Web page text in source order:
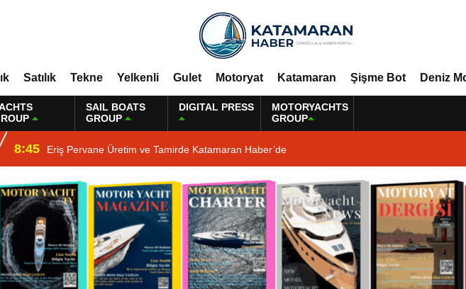
Satılık Tekne Yelkenli Gulet Motoryat Katamaran Şişme Bot Deniz
SAIL BOATS
GROUP
DIGITAL PRESS
MOTORYACHTS
GROUP
8:45 Eriş Pervane Üretim ve Tamirde Katamaran Haber’de